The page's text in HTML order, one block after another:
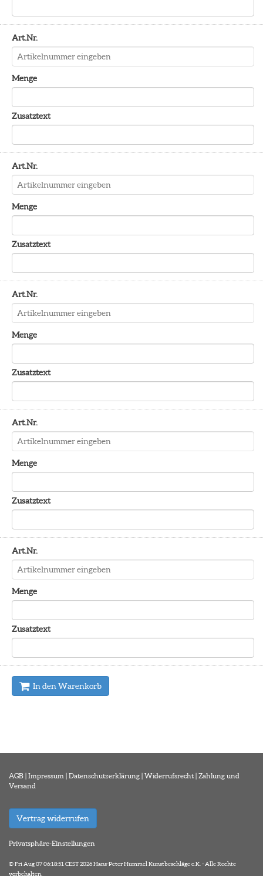
Art.Nr.
Menge
Zusatztext
Art.Nr.
Menge
Zusatztext
Art.Nr.
Menge
Zusatztext
Art.Nr.
Menge
Zusatztext
Art.Nr.
Menge
Zusatztext
In den Warenkorb
AGB | Impressum | Datenschutzerklärung | Widerrufsrecht | Zahlung und
Versand
Vertrag widerrufen
Privatsphäre-Einstellungen
© Fri Aug 07 06:18:51 CEST 2026 Hans-Peter Hummel Kunstbeschläge e.K. - Alle Rechte
vorbehalten.